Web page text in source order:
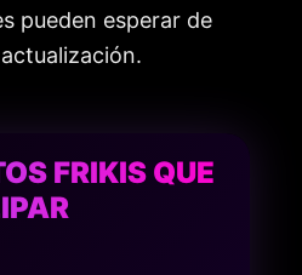
pueden esperar de
FRIKIS QUE